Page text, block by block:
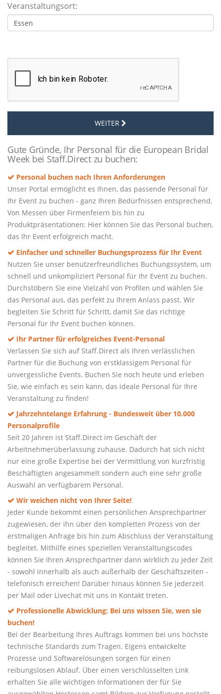
Veranstaltungsort:
WEITER
Gute Gründe, Ihr Personal für die European Bridal
Week bei Staff.Direct zu buchen:
Personal buchen nach Ihren Anforderungen
Unser Portal ermöglicht es Ihnen, das passende Personal für
Ihr Event zu buchen - ganz Ihren Bedürfnissen entsprechend.
Von Messen über Firmenfeiern bis hin zu
Produktpräsentationen: Hier können Sie das Personal buchen,
das Ihr Event erfolgreich macht.
Einfacher und schneller Buchungsprozess für Ihr Event
Nutzen Sie unser benutzerfreundliches Buchungssystem, um
schnell und unkompliziert Personal für Ihr Event zu buchen.
Durchstöbern Sie eine Vielzahl von Profilen und wählen Sie
das Personal aus, das perfekt zu Ihrem Anlass passt. Wir
begleiten Sie Schritt für Schritt, damit Sie das richtige
Personal für Ihr Event buchen können.
Ihr Partner für erfolgreiches Event-Personal
Verlassen Sie sich auf Staff.Direct als Ihren verlässlichen
Partner für die Buchung von erstklassigem Personal für
unvergessliche Events. Buchen Sie noch heute und erleben
Sie, wie einfach es sein kann, das ideale Personal für Ihre
Veranstaltung zu finden!
Jahrzehntelange Erfahrung - Bundesweit über 10.000
Personalprofile
Seit 20 Jahren ist Staff.Direct im Geschäft der
Arbeitnehmerüberlassung zuhause. Dadurch hat sich nicht
nur eine große Expertise bei der Vermittlung von kurzfristig
Beschäftigten angesammelt sondern auch eine sehr große
Auswahl an verfügbarem Personal.
Wir weichen nicht von Ihrer Seite!
Jeder Kunde bekommt einen persönlichen Ansprechpartner
zugewiesen, der ihn über den kompletten Prozess von der
erstmaligen Anfrage bis hin zum Abschluss der Veranstaltung
begleitet. Mithilfe eines speziellen Veranstaltungscodes
können Sie Ihren Ansprechpartner dann wirklich zu jeder Zeit
- sowohl innerhalb als auch außerhalb der Geschäftszeiten -
telefonisch erreichen! Darüber hinaus können Sie jederzeit
per Mail oder Livechat mit uns in Kontakt treten.
Professionelle Abwicklung: Bei uns wissen Sie, wen sie
buchen!
Bei der Bearbeitung Ihres Auftrags kommen bei uns höchste
technische Standards zum Tragen. Eigens entwickelte
Prozesse und Softwarelösungen sorgen für einen
reibungslosen Ablauf. Über einen verschlüsselten Link
erhalten Sie alle wichtigen Informationen der für Sie